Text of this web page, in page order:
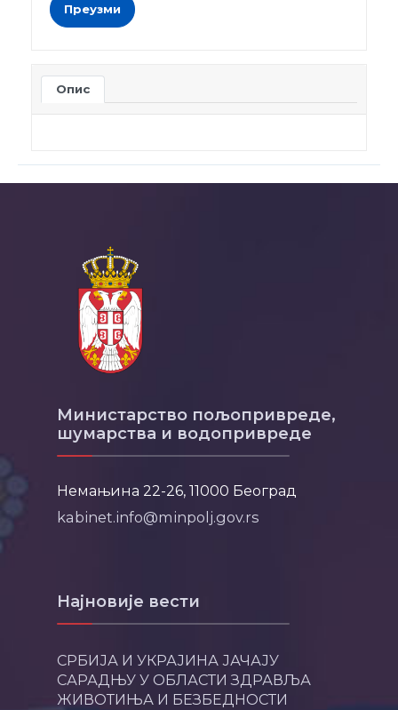
Преузми
Опис
Министарство пољопривреде,
шумарства и водопривреде
Немањина 22-26, 11000 Београд
kabinet.info@minpolj.gov.rs
Најновије вести
СРБИЈА И УКРАЈИНА ЈАЧАЈУ
САРАДЊУ У ОБЛАСТИ ЗДРАВЉА
ЖИВОТИЊА И БЕЗБЕДНОСТИ